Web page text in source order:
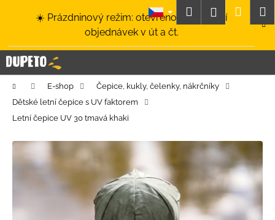
☀️ Prázdninový režim: otevřeno a odesílání
objednávek v út a čt.
HledatPřihlášení
Domů E-shop
Čepice, kukly, čelenky, nákrčníky
Dětské letní čepice s UV faktorem
Letní čepice UV 30 tmavá khaki
í
k C
o
p
o
ř
e
j